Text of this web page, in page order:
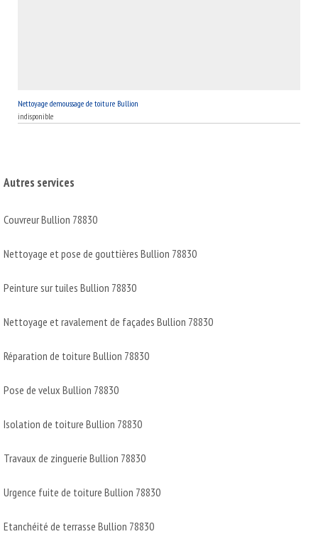
Nettoyage demoussage de toiture Bullion
indisponible
Autres services
Couvreur Bullion 78830
Nettoyage et pose de gouttières Bullion 78830
Peinture sur tuiles Bullion 78830
Nettoyage et ravalement de façades Bullion 78830
Réparation de toiture Bullion 78830
Pose de velux Bullion 78830
Isolation de toiture Bullion 78830
Travaux de zinguerie Bullion 78830
Urgence fuite de toiture Bullion 78830
Etanchéité de terrasse Bullion 78830